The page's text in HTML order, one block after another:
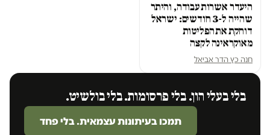
היעדר אשרות עבודה, והיתר
שהייה ל-3 חודשים: ישראל
דוחקת את הפליטות
מאוקראינה לקצה
חנה כץ הדר אביאל
בלי בעלי הון. בלי פרסומות. בלי בולשיט.
תמכו בעיתונות עצמאית. בלי פחד